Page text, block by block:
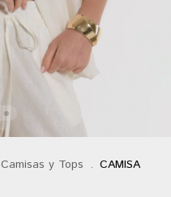
Camisas y Tops . CAMISA